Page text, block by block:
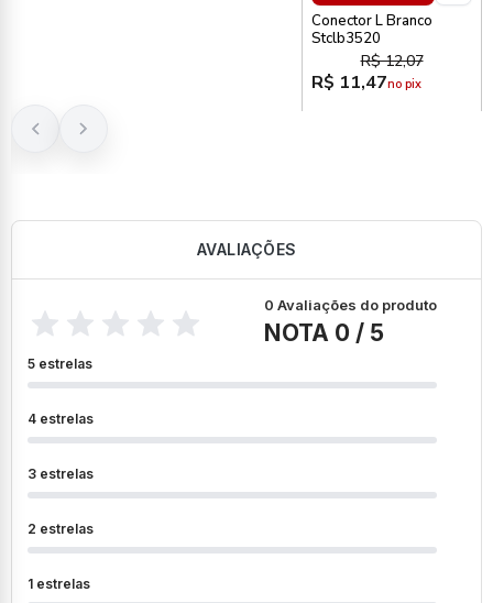
Conector L Branco
Stclb3520
R$ 12,07
R$ 11,47no pix
AVALIAÇÕES
0 Avaliações do produto
NOTA 0 / 5
5 estrelas
4 estrelas
3 estrelas
2 estrelas
1 estrelas